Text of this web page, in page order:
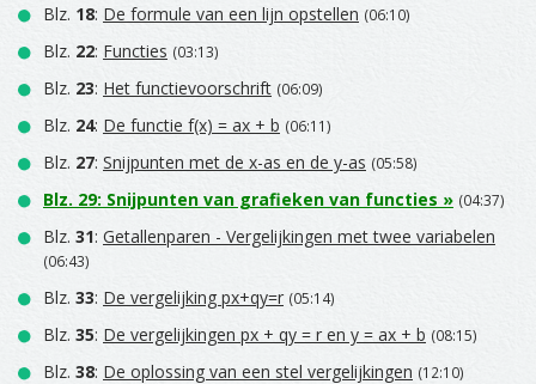
Blz. 18: De formule van een lijn opstellen (06:10)
Blz. 22: Functies (03:13)
Blz. 23: Het functievoorschrift (06:09)
Blz. 24: De functie f(x) = ax + b (06:11)
Blz. 27: Snijpunten met de x-as en de y-as (05:58)
Blz. 29: Snijpunten van grafieken van functies » (04:37)
Blz. 31: Getallenparen - Vergelijkingen met twee variabelen
(06:43)
Blz. 33: De vergelijking px+qy=r (05:14)
Blz. 35: De vergelijkingen px + qy = r en y = ax + b (08:15)
Blz. 38: De oplossing van een stel vergelijkingen (12:10)